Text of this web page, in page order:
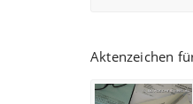
Aktenzeichen